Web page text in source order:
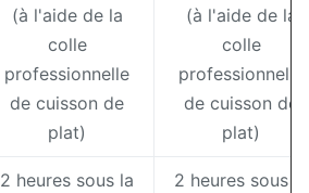
(à l'aide de la
colle
professionnelle
de cuisson de
plat)
(à l'aide de la
colle
professionnelle
de cuisson de
plat)
2 heures sous la
2 heures sous la